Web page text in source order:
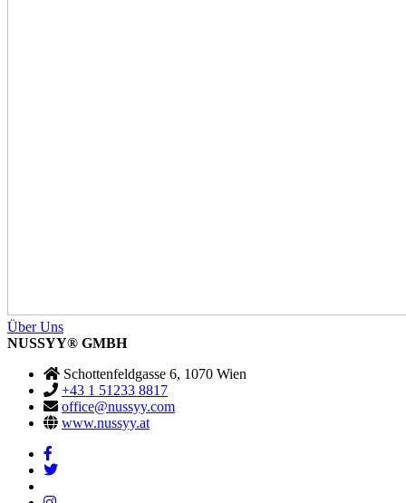
Über Uns
NUSSYY® GMBH
Schottenfeldgasse 6, 1070 Wien
+43 1 51233 8817
office@nussyy.com
www.nussyy.at